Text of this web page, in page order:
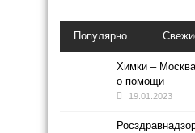
Популярно
Химки –
о помощи
19.01.2023